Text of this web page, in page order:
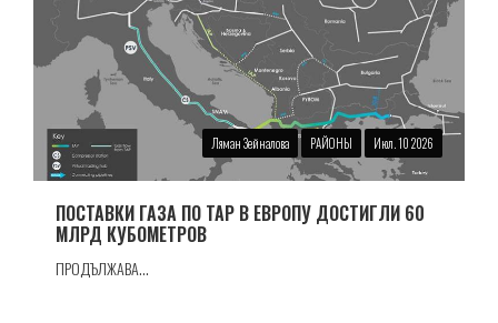
Ляман Зейналова РАЙОНЫ Июл. 10 2026
ПОСТАВКИ ГАЗА ПО TAP В ЕВРОПУ ДОСТИГЛИ 60
МЛРД КУБОМЕТРОВ
ПРОДЪЛЖАВА...